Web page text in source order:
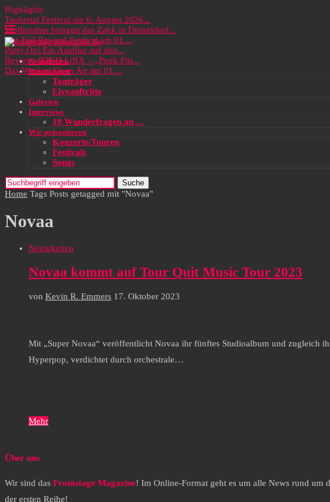
Highlights
Taubertal Festival am 6. August 2026...
Wolfmother bringen das Zakk in Düsseldorf...
Das Full Rewind Festival am 01....
Party On! Ein Ausflug auf den...
Review: SOKO LiNX – „Punk Für...
Das Wacken Open Air am 01....
Neuigkeiten
Rezensionen
Tonträger
Liveauftritte
Galerien
Interviews
10 Wunderfragen an …
Wir präsentieren
Konzerte/Touren
Festivals
Songs
Suche
Home Tags Posts getagged mit "Novaa"
Novaa
Neuigkeiten
Novaa kommt auf Tour Quit Music Tour 2023
von Kevin R. Emmers 17. Oktober 2023
Mit „Super Novaa“ veröffentlicht Novaa ihr fünftes Studioalbum und zugleich
Hyperpop, verdichtet durch orchestrale…
Mehr
Über uns
Wir sind das Frontstage Magazine! Im Online-Format geht es um alle News rund um
der ersten Reihe!